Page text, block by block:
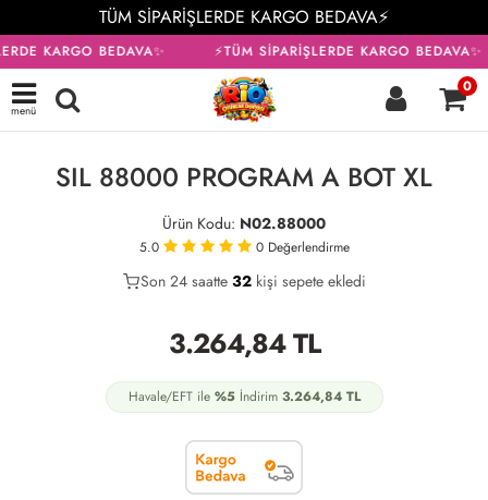
TÜM SİPARİŞLERDE KARGO BEDAVA⚡
KARGO BEDAVA✨ ⚡TÜM SİPARİŞLERDE KARGO BEDAVA✨
menü
0
SIL 88000 PROGRAM A BOT XL
Ürün Kodu: N02.88000
5.0 0 Değerlendirme
18
Son 24 saatte 32kişi sepete ekledi
8
3.264,84TL
Havale/EFT ile %5İndirim 3.264,84TL